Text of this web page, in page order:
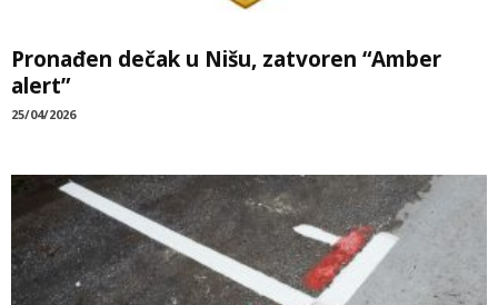
Pronađen dečak u Nišu, zatvoren “Amber
alert”
25/04/2026